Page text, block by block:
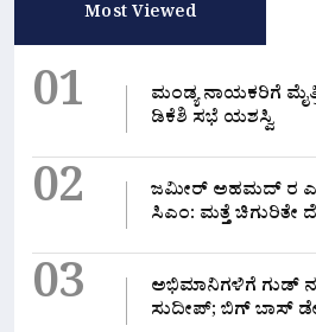
Most Viewed
01
ಮಂಡ್ಯ ನಾಯಕರಿಗೆ
ಡಿಕೆಶಿ ಸಭೆ ಯಶಸ್ವಿ
02
ಜಮೀರ್ ಅಹಮದ್ ರ
ಸಿಎಂ: ಮತ್ತೆ ಚಿಗುರಿತೇ
03
ಅಭಿಮಾನಿಗಳಿಗೆ ಗುಡ್
ಸುದೀಪ್; ಬಿಗ್ ಬಾಸ್